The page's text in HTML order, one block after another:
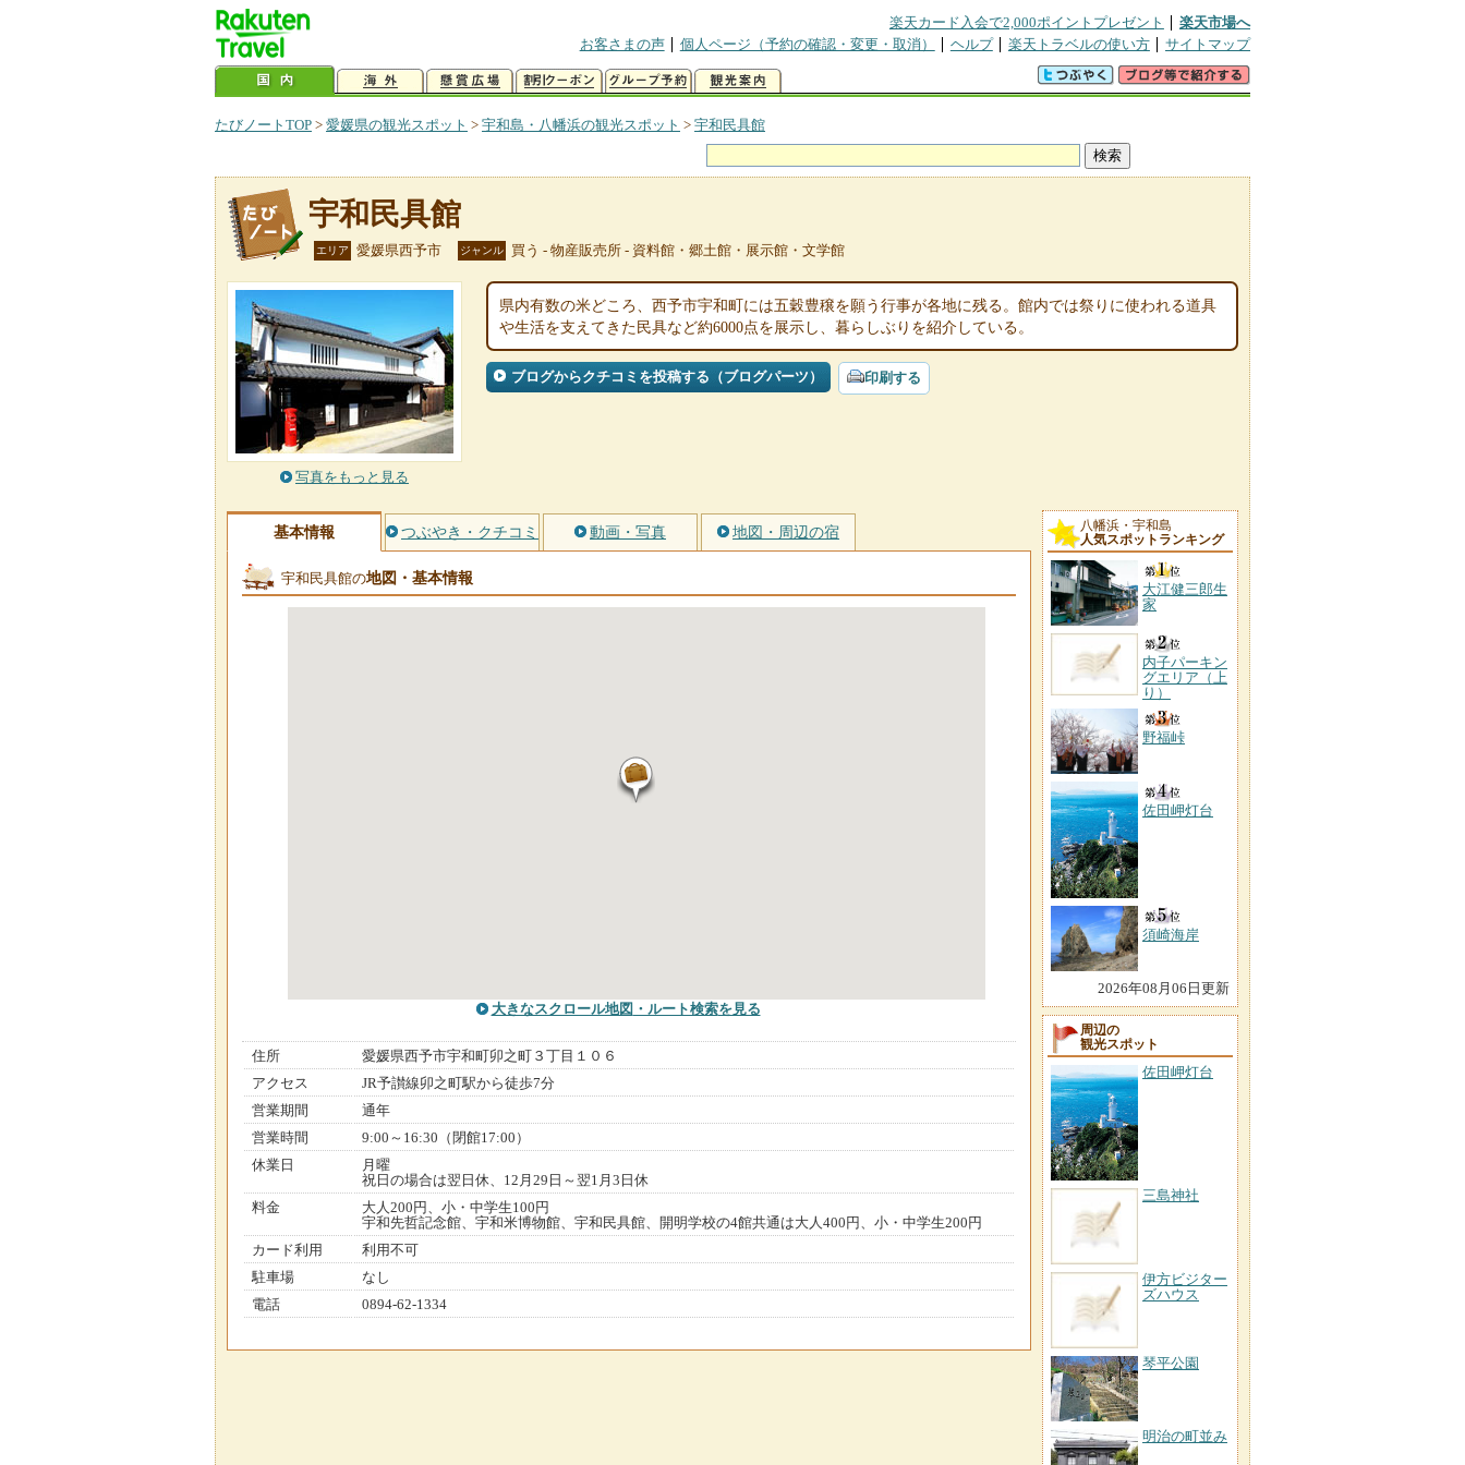
楽天カード入会で2,000ポイントプレゼント
楽天市場へ
お客さまの声
個人ページ（予約の確認・変更・取消） ヘルプ 楽天トラベルの使い方 サイトマップ
たびノートTOP > 愛媛県の観光スポット > 宇和島・八幡浜の観光スポット > 宇和民具館
宇和民具館
エリア 愛媛県西予市 ジャンル 買う - 物産販売所 - 資料館・郷土館・展示館・文学館
写真をもっと見る
県内有数の米どころ、西予市宇和町には五穀豊穣を願う行事が各地に残る。館内では祭りに使われる道具
や生活を支えてきた民具など約6000点を展示し、暮らしぶりを紹介している。
ブログからクチコミを投稿する（ブログパーツ） 印刷する
基本情報 つぶやき・クチコミ 動画・写真 地図・周辺の宿
宇和民具館の地図・基本情報
大きなスクロール地図 ・ルート検索を見る
住所
愛媛県西予市宇和町卯之町３丁目１０６
アクセス
JR予讃線卯之町駅から徒歩7分
営業期間
通年
営業時間
9:00～16:30（閉館17:00）
休業日
月曜
祝日の場合は翌日休、12月29日～翌1月3日休
料金
大人200円、小・中学生100円
宇和先哲記念館、宇和米博物館、宇和民具館、開明学校の4館共通は大人400円、小・中学生200円
カード利用
利用不可
駐車場
なし
電話
0894-62-1334
八幡浜・宇和島
人気スポットランキング
大江健三郎生
家
内子パーキン
グエリア（上
り）
野福峠
佐田岬灯台
須崎海岸
2026年08月06日更新
周辺の
観光スポット
佐田岬灯台
三島神社
伊方ビジター
ズハウス
琴平公園
明治の町並み